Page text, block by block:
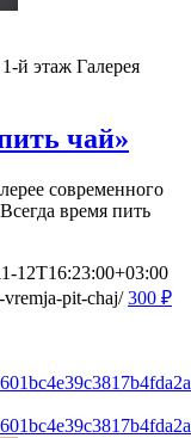
й этаж Галерея
чай»
современного
время пить
12T16:23:00+03:00
vremja-pit-chaj/ 300 ₽